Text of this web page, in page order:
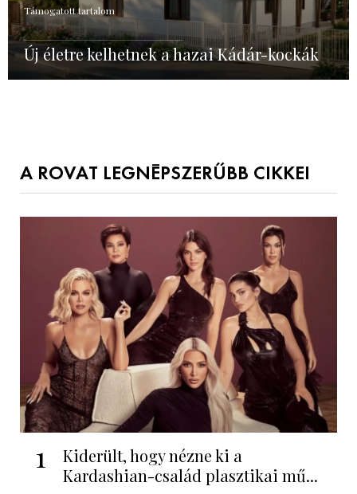
Támogatott tartalom
Új életre kelhetnek a hazai Kádár-kockák
A ROVAT LEGNÉPSZERŰBB CIKKEI
1
Kiderült, hogy nézne ki a
Kardashian-család plasztikai mű...